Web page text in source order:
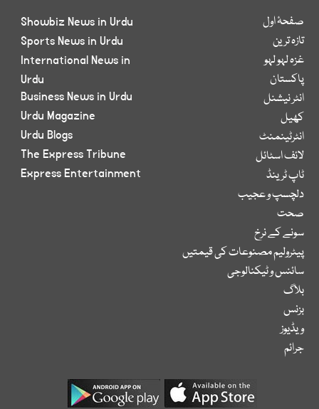
صفحۂ اول
تازہ ترین
غزہ لہو لہو
پاکستان
انٹر نیشنل
کھیل
انٹرٹینمنٹ
لائف اسٹائل
ٹاپ ٹرینڈ
دلچسپ و عجیب
صحت
سونے کے نرخ
پیٹرولیم مصنوعات کی قیمتیں
سائنس و ٹیکنالوجی
بلاگ
بزنس
ویڈیوز
جرائم
Showbiz News in Urdu
Sports News in Urdu
International News in
Urdu
Business News in Urdu
Urdu Magazine
Urdu Blogs
The Express Tribune
Express Entertainment